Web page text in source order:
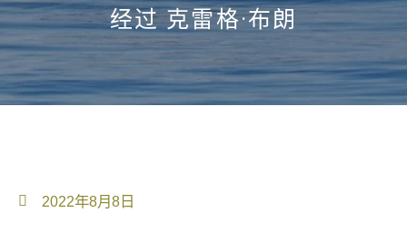
经过克雷格·布朗
2022年8月8日